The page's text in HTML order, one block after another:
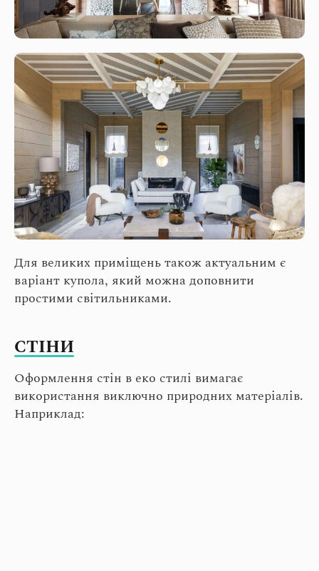
Для великих приміщень також актуальним є
варіант купола, який можна доповнити
простими світильниками.
СТІНИ
Оформлення стін в еко стилі вимагає
використання виключно природних матеріалів.
Наприклад: